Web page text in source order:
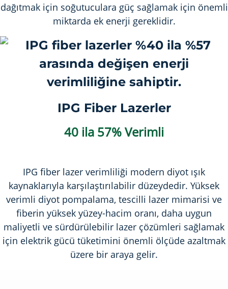
dağıtmak için soğutuculara güç sağlamak için önemli
miktarda ek enerji gereklidir.
IPG Fiber Lazerler
40 ila 57% Verimli
IPG fiber lazer verimliliği modern diyot ışık
kaynaklarıyla karşılaştırılabilir düzeydedir. Yüksek
verimli diyot pompalama, tescilli lazer mimarisi ve
fiberin yüksek yüzey-hacim oranı, daha uygun
maliyetli ve sürdürülebilir lazer çözümleri sağlamak
için elektrik gücü tüketimini önemli ölçüde azaltmak
üzere bir araya gelir.